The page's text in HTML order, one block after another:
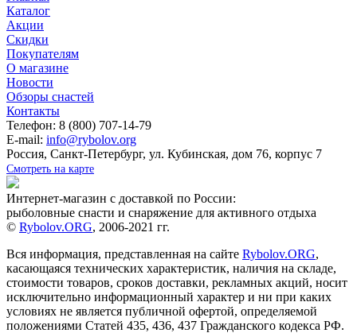
Каталог
Акции
Скидки
Покупателям
О магазине
Новости
Обзоры снастей
Контакты
Телефон: 8 (800) 707-14-79
E-mail: info@rybolov.org
Россия, Санкт-Петербург, ул. Кубинская, дом 76, корпус 7
Смотреть на карте
Интернет-магазин с доставкой по России:
рыболовные снасти и снаряжение для активного отдыха
© Rybolov.ORG, 2006-2021 гг.
Вся информация, представленная на сайте Rybolov.ORG,
касающаяся технических характеристик, наличия на складе,
стоимости товаров, сроков доставки, рекламных акций, носит
исключительно информационный характер и ни при каких
условиях не является публичной офертой, определяемой
положениями Статей 435, 436, 437 Гражданского кодекса РФ.